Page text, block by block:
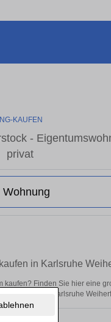
KAUFEN
-
privat
in Karlsruhe
Finden Sie hier eine
Immobilie in Karlsruhe